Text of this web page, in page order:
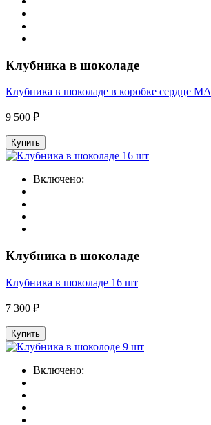
Клубника в шоколаде
Клубника в шоколаде в коробке сердце
9 500 ₽
Купить
Включено:
Клубника в шоколаде
Клубника в шоколаде 16 шт
7 300 ₽
Купить
Включено: